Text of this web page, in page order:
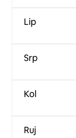
Lip
Srp
Kol
Ruj